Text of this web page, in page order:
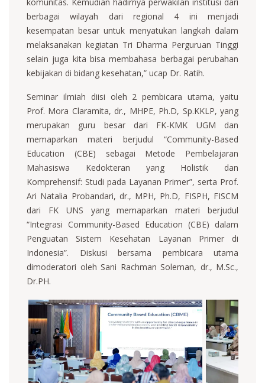
berbagai wilayah dari regional 4 ini menjadi
kesempatan besar untuk menyatukan langkah dalam
melaksanakan kegiatan Tri Dharma Perguruan Tinggi
selain juga kita bisa membahasa berbagai perubahan
kebijakan di bidang kesehatan,” ucap Dr. Ratih.
Seminar ilmiah diisi oleh 2 pembicara utama, yaitu
Prof. Mora Claramita, dr., MHPE, Ph.D, Sp.KKLP, yang
merupakan guru besar dari FK-KMK UGM dan
memaparkan materi berjudul “Community-Based
Education (CBE) sebagai Metode Pembelajaran
Mahasiswa Kedokteran yang Holistik dan
Komprehensif: Studi pada Layanan Primer”, serta Prof.
Ari Natalia Probandari, dr., MPH, Ph.D, FISPH, FISCM
dari FK UNS yang memaparkan materi berjudul
“Integrasi Community-Based Education (CBE) dalam
Penguatan Sistem Kesehatan Layanan Primer di
Indonesia”. Diskusi bersama pembicara utama
dimoderatori oleh Sani Rachman Soleman, dr., M.Sc.,
Dr.PH.